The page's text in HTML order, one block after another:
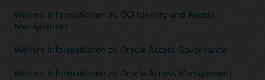
Weitere Informationen zu OCI Identity and Access
Management
Weitere Informationen zu Oracle Access Governance
Weitere Informationen zu Oracle Access Management